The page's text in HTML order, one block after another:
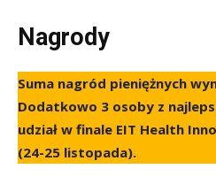
Nagrody
Suma nagród pieniężnych
Dodatkowo 3 osoby z
udział w finale EIT Health
(24-25 listopada).